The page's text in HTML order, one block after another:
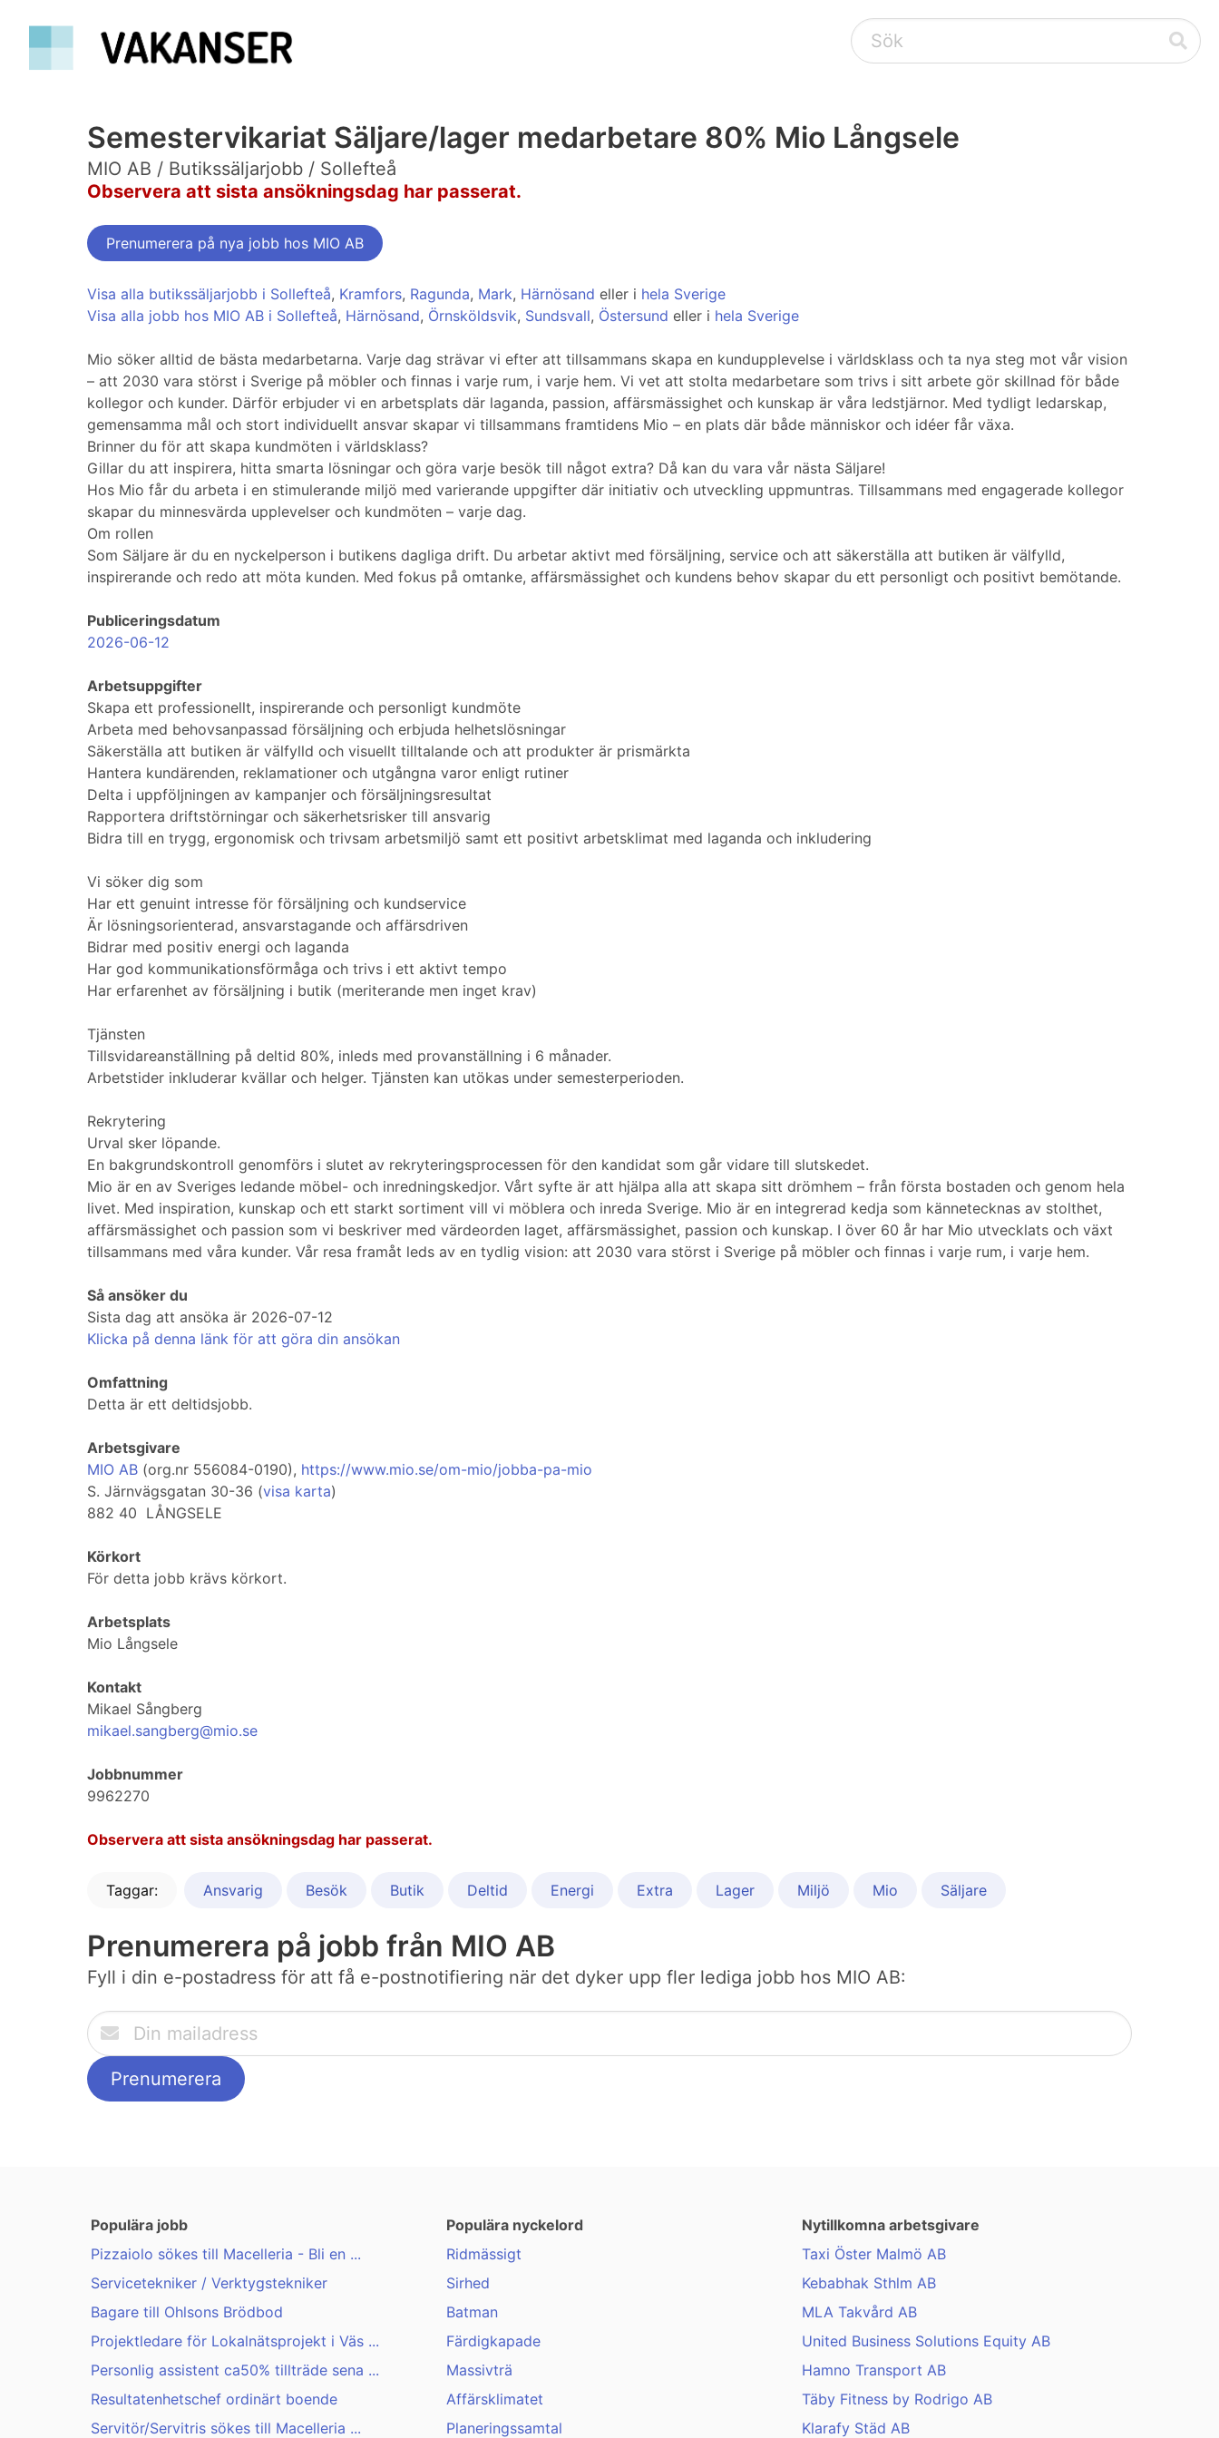
Semestervikariat Säljare/lager medarbetare 80% Mio Långsele
MIO AB / Butikssäljarjobb / Sollefteå
Observera att sista ansökningsdag har passerat.
Prenumerera på nya jobb hos MIO AB
Visa alla butikssäljarjobb i Sollefteå, Kramfors, Ragunda, Mark, Härnösand eller i hela Sverige
Visa alla jobb hos MIO AB i Sollefteå, Härnösand, Örnsköldsvik, Sundsvall, Östersund eller i hela Sverige
Mio söker alltid de bästa medarbetarna. Varje dag strävar vi efter att tillsammans skapa en kundupplevelse i världsklass och ta nya steg mot vår vision
– att 2030 vara störst i Sverige på möbler och finnas i varje rum, i varje hem. Vi vet att stolta medarbetare som trivs i sitt arbete gör skillnad för både
kollegor och kunder. Därför erbjuder vi en arbetsplats där laganda, passion, affärsmässighet och kunskap är våra ledstjärnor. Med tydligt ledarskap,
gemensamma mål och stort individuellt ansvar skapar vi tillsammans framtidens Mio – en plats där både människor och idéer får växa.
Brinner du för att skapa kundmöten i världsklass?
Gillar du att inspirera, hitta smarta lösningar och göra varje besök till något extra? Då kan du vara vår nästa Säljare!
Hos Mio får du arbeta i en stimulerande miljö med varierande uppgifter där initiativ och utveckling uppmuntras. Tillsammans med engagerade kollegor
skapar du minnesvärda upplevelser och kundmöten – varje dag.
Om rollen
Som Säljare är du en nyckelperson i butikens dagliga drift. Du arbetar aktivt med försäljning, service och att säkerställa att butiken är välfylld,
inspirerande och redo att möta kunden. Med fokus på omtanke, affärsmässighet och kundens behov skapar du ett personligt och positivt bemötande.
Publiceringsdatum
2026-06-12
Arbetsuppgifter
Skapa ett professionellt, inspirerande och personligt kundmöte
Arbeta med behovsanpassad försäljning och erbjuda helhetslösningar
Säkerställa att butiken är välfylld och visuellt tilltalande och att produkter är prismärkta
Hantera kundärenden, reklamationer och utgångna varor enligt rutiner
Delta i uppföljningen av kampanjer och försäljningsresultat
Rapportera driftstörningar och säkerhetsrisker till ansvarig
Bidra till en trygg, ergonomisk och trivsam arbetsmiljö samt ett positivt arbetsklimat med laganda och inkludering
Vi söker dig som
Har ett genuint intresse för försäljning och kundservice
Är lösningsorienterad, ansvarstagande och affärsdriven
Bidrar med positiv energi och laganda
Har god kommunikationsförmåga och trivs i ett aktivt tempo
Har erfarenhet av försäljning i butik (meriterande men inget krav)
Tjänsten
Tillsvidareanställning på deltid 80%, inleds med provanställning i 6 månader.
Arbetstider inkluderar kvällar och helger. Tjänsten kan utökas under semesterperioden.
Rekrytering
Urval sker löpande.
En bakgrundskontroll genomförs i slutet av rekryteringsprocessen för den kandidat som går vidare till slutskedet.
Mio är en av Sveriges ledande möbel- och inredningskedjor. Vårt syfte är att hjälpa alla att skapa sitt drömhem – från första bostaden och genom hela
livet. Med inspiration, kunskap och ett starkt sortiment vill vi möblera och inreda Sverige. Mio är en integrerad kedja som kännetecknas av stolthet,
affärsmässighet och passion som vi beskriver med värdeorden laget, affärsmässighet, passion och kunskap. I över 60 år har Mio utvecklats och växt
tillsammans med våra kunder. Vår resa framåt leds av en tydlig vision: att 2030 vara störst i Sverige på möbler och finnas i varje rum, i varje hem.
Så ansöker du
Sista dag att ansöka är 2026-07-12
Klicka på denna länk för att göra din ansökan
Omfattning
Detta är ett deltidsjobb.
Arbetsgivare
MIO AB (org.nr 556084-0190), https://www.mio.se/om-mio/jobba-pa-mio
S. Järnvägsgatan 30-36 (visa karta)
882 40 LÅNGSELE
Körkort
För detta jobb krävs körkort.
Arbetsplats
Mio Långsele
Kontakt
Mikael Sångberg
mikael.sangberg@mio.se
Jobbnummer
9962270
Observera att sista ansökningsdag har passerat.
Taggar: Ansvarig Besök Butik Deltid Energi Extra Lager Miljö Mio Säljare
Prenumerera på jobb från MIO AB
Fyll i din e-postadress för att få e-postnotifiering när det dyker upp fler lediga jobb hos MIO AB:
Populära jobb
Pizzaiolo sökes till Macelleria - Bli en ...
Servicetekniker / Verktygstekniker
Bagare till Ohlsons Brödbod
Projektledare för Lokalnätsprojekt i Väs ...
Personlig assistent ca50% tillträde sena ...
Resultatenhetschef ordinärt boende
Servitör/Servitris sökes till Macelleria ...
Populära nyckelord
Ridmässigt
Sirhed
Batman
Färdigkapade
Massivträ
Affärsklimatet
Planeringssamtal
Nytillkomna arbetsgivare
Taxi Öster Malmö AB
Kebabhak Sthlm AB
MLA Takvård AB
United Business Solutions Equity AB
Hamno Transport AB
Täby Fitness by Rodrigo AB
Klarafy Städ AB